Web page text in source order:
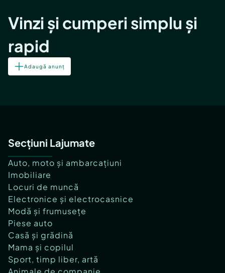
Vinzi și cumperi simplu și
rapid
Adaugă anunț
Secțiuni Lajumate
Auto, moto și ambarcațiuni
Imobiliare
Locuri de muncă
Electronice și electrocasnice
Modă și frumusețe
Piese auto
Casă și grădină
Mama și copilul
Sport, timp liber, artă